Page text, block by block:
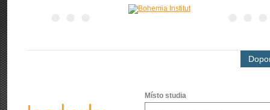
Místo studia